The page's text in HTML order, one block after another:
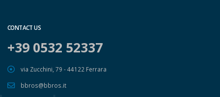
CONTACT US
+39 0532 52337
via Zucchini, 79 - 44122 Ferrara
bbros@bbros.it